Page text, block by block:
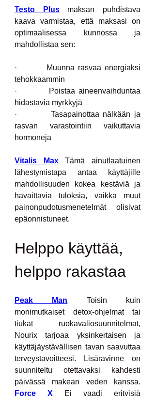
Testo Plus maksan puhdistava
kaava varmistaa, että maksasi on
optimaalisessa kunnossa ja
mahdollistaa sen:
·         Muunna rasvaa energiaksi
tehokkaammin
·         Poistaa aineenvaihduntaa
hidastavia myrkkyjä
·         Tasapainottaa nälkään ja
rasvan varastointiin vaikuttavia
hormoneja
Vitalis Max Tämä ainutlaatuinen
lähestymistapa antaa käyttäjille
mahdollisuuden kokea kestäviä ja
havaittavia tuloksia, vaikka muut
painonpudotusmenetelmät olisivat
epäonnistuneet.
Helppo käyttää,
helppo rakastaa
Peak Man Toisin kuin
monimutkaiset detox-ohjelmat tai
tiukat ruokavaliosuunnitelmat,
Nourix tarjoaa yksinkertaisen ja
käyttäjäystävällisen tavan saavuttaa
terveystavoitteesi. Lisäravinne on
suunniteltu otettavaksi kahdesti
Force X Ei vaadi erityisiä